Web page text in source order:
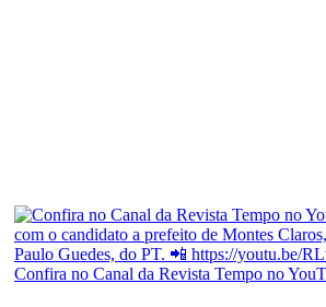
Confira no Canal da Revista Tempo no